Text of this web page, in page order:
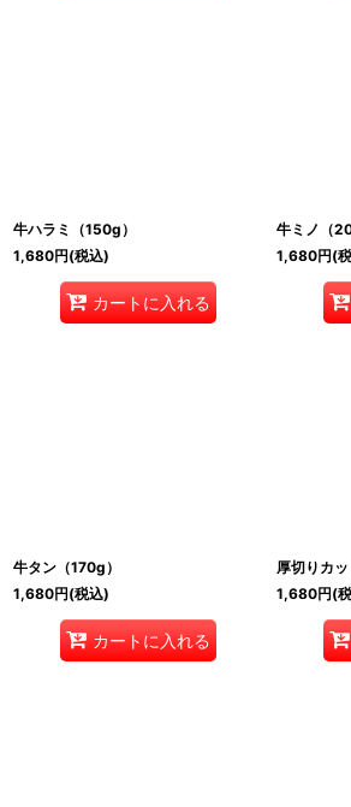
牛ハラミ（150g）
1,680円(税込)
カートに入れる
牛ミノ（
1,680円(
牛タン（170g）
1,680円(税込)
カートに入れる
厚切りカ
1,680円(